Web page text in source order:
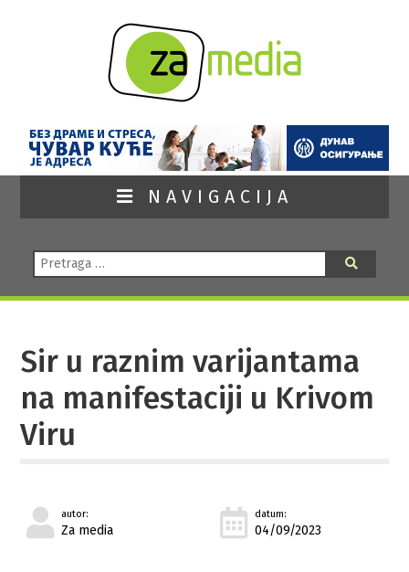
NAVIGACIJA
Pretraga:
Sir u raznim varijantama
na manifestaciji u Krivom
Viru
autor:
Za media
datum:
04/09/2023